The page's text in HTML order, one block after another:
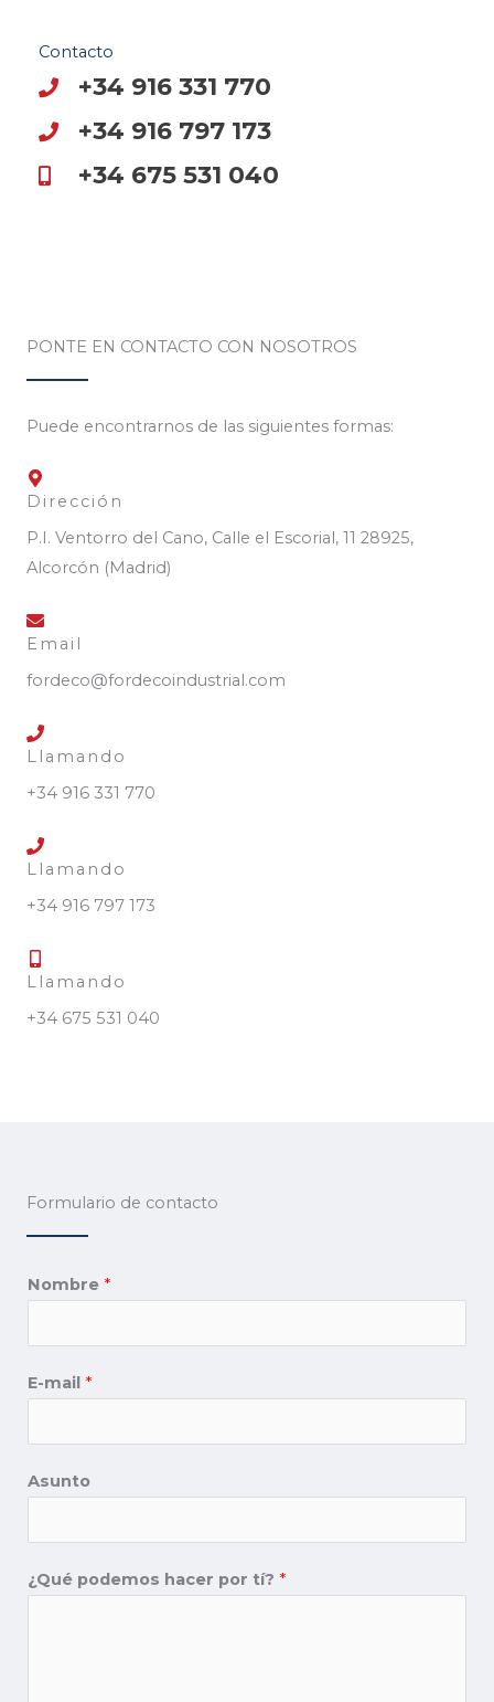
Contacto
+34 916 331 770
+34 916 797 173
+34 675 531 040
PONTE EN CONTACTO CON NOSOTROS
Puede encontrarnos de las siguientes formas:
Dirección
P.I. Ventorro del Cano, Calle el Escorial, 11 28925,
Alcorcón (Madrid)
Email
fordeco@fordecoindustrial.com
Llamando
+34 916 331 770
Llamando
+34 916 797 173
Llamando
+34 675 531 040
Formulario de contacto
Nombre *
E-mail *
Asunto
¿Qué podemos hacer por tí? *